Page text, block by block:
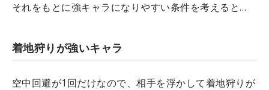
それをもとに強キャラになりやすい条件を考えると…
着地狩りが強いキャラ
空中回避が1回だけなので、相手を浮かして着地狩りが